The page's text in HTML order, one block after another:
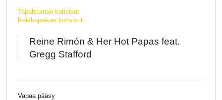
Tapahtuman kotisivut
Keikkapaikan kotisivut
Reine Rimón & Her Hot Papas feat.
Gregg Stafford
Vapaa pääsy